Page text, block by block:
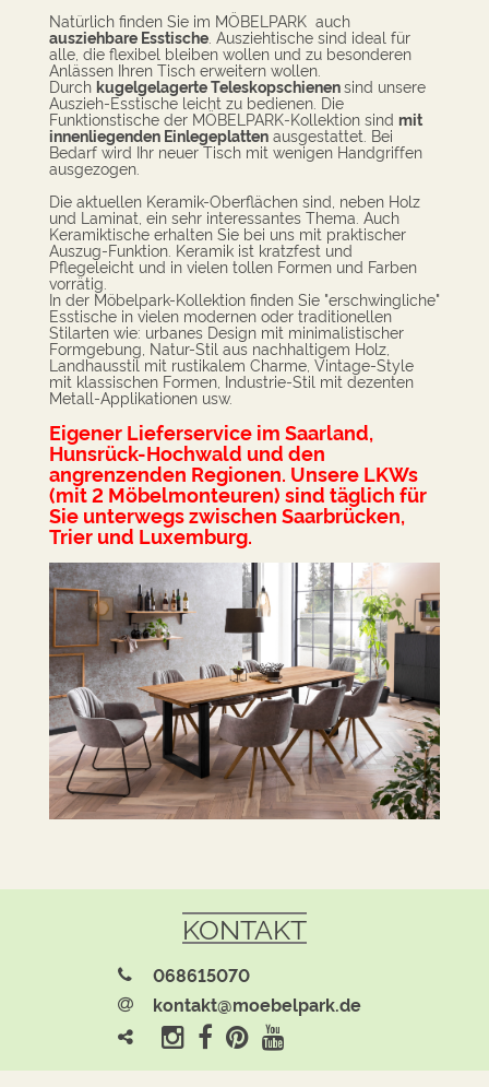
Natürlich finden Sie im MÖBELPARK auch
ausziehbare Esstische . Ausziehtische sind ideal für
alle, die flexibel bleiben wollen und zu besonderen
Anlässen Ihren Tisch erweitern wollen.
Durch kugelgelagerte Teleskopschienensind unsere
Auszieh-Esstische leicht zu bedienen. Die
Funktionstische der MÖBELPARK-Kollektion sind mit
innenliegenden Einlegeplatten ausgestattet. Bei
Bedarf wird Ihr neuer Tisch mit wenigen Handgriffen
ausgezogen.
Die aktuellen Keramik-Oberflächen sind, neben Holz
und Laminat, ein sehr interessantes Thema. Auch
Keramiktische erhalten Sie bei uns mit praktischer
Auszug-Funktion. Keramik ist kratzfest und
Pflegeleicht und in vielen tollen Formen und Farben
vorrätig.
In der Möbelpark-Kollektion finden Sie "erschwingliche"
Esstische in vielen modernen oder traditionellen
Stilarten wie: urbanes Design mit minimalistischer
Formgebung, Natur-Stil aus nachhaltigem Holz,
Landhausstil mit rustikalem Charme, Vintage-Style
mit klassischen Formen, Industrie-Stil mit dezenten
Metall-Applikationen usw.
Eigener Lieferservice im Saarland,
Hunsrück-Hochwald und den
angrenzenden Regionen. Unsere LKWs
(mit 2 Möbelmonteuren) sind täglich für
Sie unterwegs zwischen Saarbrücken,
Trier und Luxemburg.
KONTAKT
068615070
kontakt@moebelpark.de